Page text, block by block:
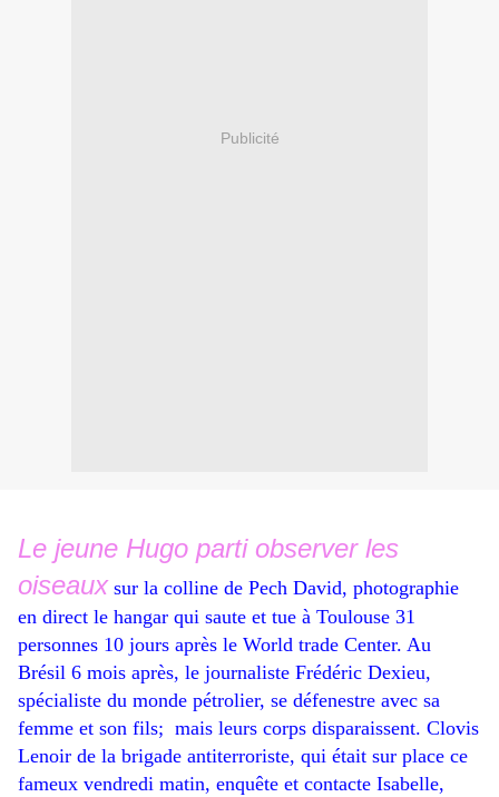
Publicité
Le jeune Hugo parti observer les
oiseauxsur la colline de Pech David, photographie
en direct le hangar qui saute et tue à Toulouse 31
personnes 10 jours après le World trade Center. Au
Brésil 6 mois après, le journaliste Frédéric Dexieu,
spécialiste du monde pétrolier, se défenestre avec sa
femme et son fils; mais leurs corps disparaissent. Clovis
Lenoir de la brigade antiterroriste, qui était sur place ce
fameux vendredi matin, enquête et contacte Isabelle,